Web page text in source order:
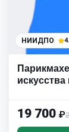
НИИДПО
19 700 ₽